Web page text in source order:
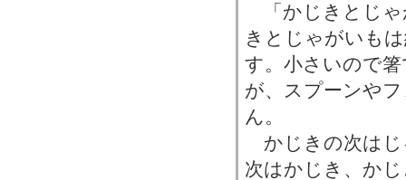
「かじきとじゃ
きとじゃがいも
す。小さいので
が、スプーンや
ん。
かじきの次はじ
次はかじき、か